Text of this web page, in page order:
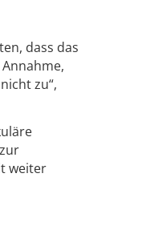
dass das
zu“,
weiter